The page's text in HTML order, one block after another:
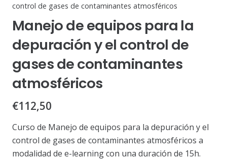
control de gases de contaminantes atmosféricos
Manejo de equipos para la
depuración y el control de
gases de contaminantes
atmosféricos
€112,50
Curso de Manejo de equipos para la depuración y el
control de gases de contaminantes atmosféricos a
modalidad de e-learning con una duración de 15h.